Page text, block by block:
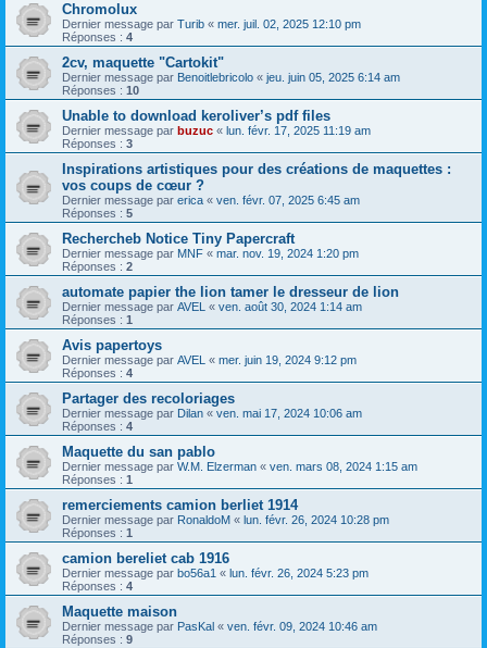
Chromolux
Dernier message par Turib « mer. juil. 02, 2025 12:10 pm
Réponses : 4
2cv, maquette "Cartokit"
Dernier message par Benoitlebricolo « jeu. juin 05, 2025 6:14 am
Réponses : 10
Unable to download keroliver’s pdf files
Dernier message par buzuc « lun. févr. 17, 2025 11:19 am
Réponses : 3
Inspirations artistiques pour des créations de maquettes :
vos coups de cœur ?
Dernier message par erica « ven. févr. 07, 2025 6:45 am
Réponses : 5
Rechercheb Notice Tiny Papercraft
Dernier message par MNF « mar. nov. 19, 2024 1:20 pm
Réponses : 2
automate papier the lion tamer le dresseur de lion
Dernier message par AVEL « ven. août 30, 2024 1:14 am
Réponses : 1
Avis papertoys
Dernier message par AVEL « mer. juin 19, 2024 9:12 pm
Réponses : 4
Partager des recoloriages
Dernier message par Dilan « ven. mai 17, 2024 10:06 am
Réponses : 4
Maquette du san pablo
Dernier message par W.M. Elzerman « ven. mars 08, 2024 1:15 am
Réponses : 1
remerciements camion berliet 1914
Dernier message par RonaldoM « lun. févr. 26, 2024 10:28 pm
Réponses : 1
camion bereliet cab 1916
Dernier message par bo56a1 « lun. févr. 26, 2024 5:23 pm
Réponses : 4
Maquette maison
Dernier message par PasKal « ven. févr. 09, 2024 10:46 am
Réponses : 9